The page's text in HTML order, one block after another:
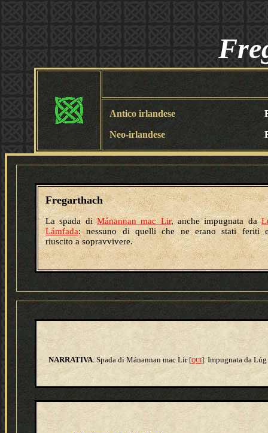
Antico irlandese
Neo-irlandese
Fregarthach
La spada diMánannan mac Lir, anche impugnata da
Lámfada: nessuno di quelli che ne erano stati feriti
riuscito a sopravvivere.
NARRATIVA. Spada di Mánannan mac Lir [QUI]. Impugnata da Lúg